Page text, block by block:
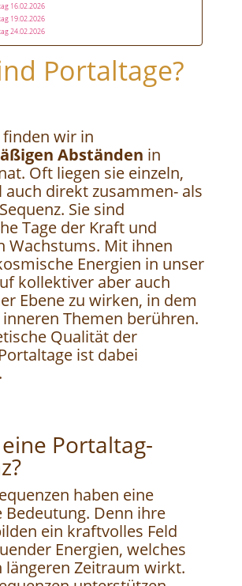
16.02.2026
19.02.2026
24.02.2026
Portaltage?
wir in
Abständen in
Oft liegen sie einzeln,
direkt zusammen- als
Sie sind
Tage der Kraft und
Wachstums. Mit ihnen
Energien in unser
kollektiver aber auch
Ebene zu wirken, in dem
Themen berühren.
Qualität der
ist dabei
Portaltag-
haben eine
Bedeutung. Denn ihre
ein kraftvolles Feld
Energien, welches
längeren Zeitraum wirkt.